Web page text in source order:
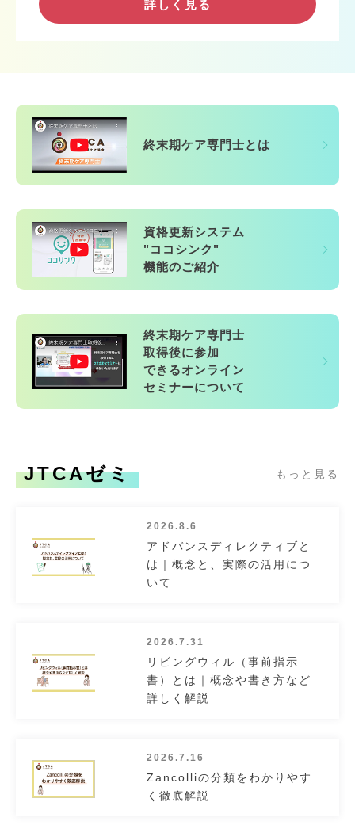
詳しく見る
終末期ケア専門士とは
資格更新システム
"ココシンク"
機能のご紹介
終末期ケア専門士
取得後に参加
できるオンライン
セミナーについて
JTCAゼミ もっと見る
2026.8.6
アドバンスディレクティブと
は｜概念と、実際の活用につ
いて
2026.7.31
リビングウィル（事前指示
書）とは｜概念や書き方など
詳しく解説
2026.7.16
Zancolliの分類をわかりやす
く徹底解説